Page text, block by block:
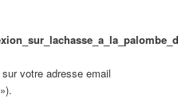
votre adresse email